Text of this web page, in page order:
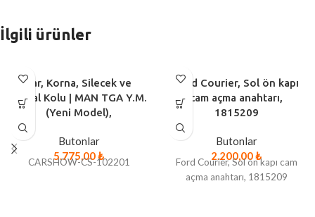
İlgili ürünler
Far, Korna, Silecek ve
Sinyal Kolu | MAN TGA Y.M.
(Yeni Model),
Butonlar
5.775,00₺
CARSHOW-CS-102201
Ford Courier, Sol ön kapı
cam açma anahtarı,
1815209
Butonlar
2.200,00₺
Ford Courier, Sol ön kapı cam
açma anahtarı, 1815209